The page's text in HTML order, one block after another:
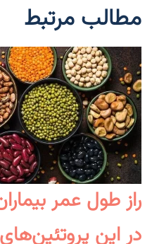
مطالب مرتبط
راز طول عمر
در این